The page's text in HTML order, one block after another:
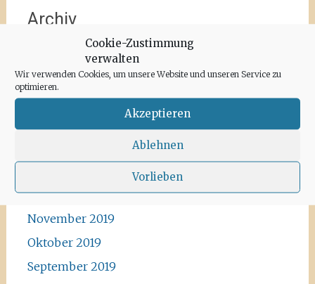
Cookie-Zustimmung
verwalten
Wir verwenden Cookies, um unsere Website und unseren Service zu
optimieren.
Akzeptieren
Ablehnen
Vorlieben
Archiv
Mai 2020
April 2020
Dezember 2019
November 2019
Oktober 2019
September 2019